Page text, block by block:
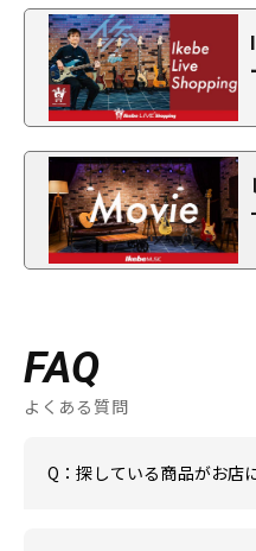
FAQ
よくある質問
Q：探している商品がお店